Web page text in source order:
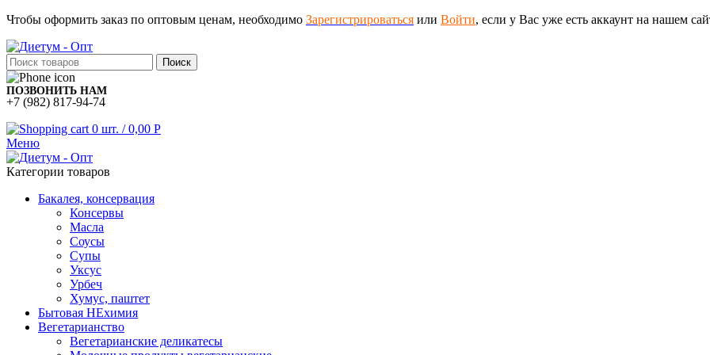
Чтобы оформить заказ по оптовым ценам, необходимо Зарегистрироваться или Войти, если у Вас уже есть аккаунт на нашем
Поиск
ПОЗВОНИТЬ НАМ
+7 (982) 817-94-74
0 шт. / 0,00 Р
Меню
Категории товаров
Бакалея, консервация
Консервы
Масла
Соусы
Супы
Уксус
Урбеч
Хумус, паштет
Бытовая НЕхимия
Вегетарианство
Вегетарианские деликатесы